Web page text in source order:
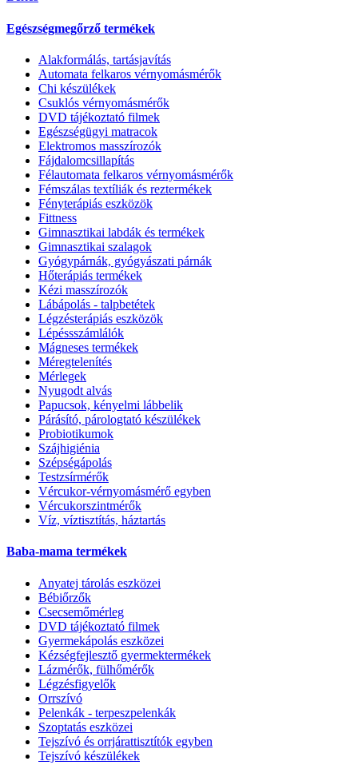
Egészségmegőrző termékek
Alakformálás, tartásjavítás
Automata felkaros vérnyomásmérők
Chi készülékek
Csuklós vérnyomásmérők
DVD tájékoztató filmek
Egészségügyi matracok
Elektromos masszírozók
Fájdalomcsillapítás
Félautomata felkaros vérnyomásmérők
Fémszálas textíliák és reztermékek
Fényterápiás eszközök
Fittness
Gimnasztikai labdák és termékek
Gimnasztikai szalagok
Gyógypárnák, gyógyászati párnák
Hőterápiás termékek
Kézi masszírozók
Lábápolás - talpbetétek
Légzésterápiás eszközök
Lépéssszámlálók
Mágneses termékek
Méregtelenítés
Mérlegek
Nyugodt alvás
Papucsok, kényelmi lábbelik
Párásító, párologtató készülékek
Probiotikumok
Szájhigiénia
Szépségápolás
Testzsírmérők
Vércukor-vérnyomásmérő egyben
Vércukorszintmérők
Víz, víztisztítás, háztartás
Baba-mama termékek
Anyatej tárolás eszközei
Bébiőrzők
Csecsemőmérleg
DVD tájékoztató filmek
Gyermekápolás eszközei
Kézségfejlesztő gyermektermékek
Lázmérők, fülhőmérők
Légzésfigyelők
Orrszívó
Pelenkák - terpeszpelenkák
Szoptatás eszközei
Tejszívó és orrjárattisztítók egyben
Tejszívó készülékek